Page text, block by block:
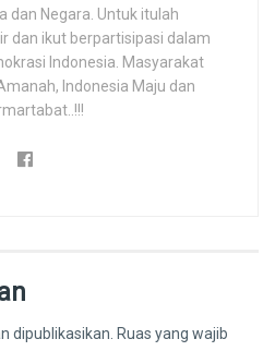
dan Negara. Untuk itulah
dan ikut berpartisipasi dalam
Indonesia. Masyarakat
Indonesia Maju dan
dipublikasikan. Ruas yang wajib